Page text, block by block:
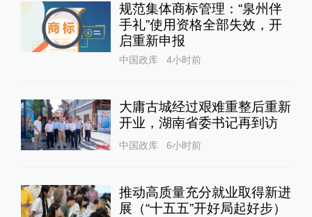
规范集体商标管理：“泉州伴
手礼”使用资格全部失效，开
启重新申报
中国政库 4小时前
大庸古城经过艰难重整后重新
开业，湖南省委书记再到访
中国政库 6小时前
推动高质量充分就业取得新进
展（“十五五”开好局起好步）